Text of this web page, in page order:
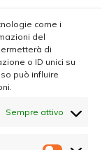
come i
del
di
o ID unici su
può influire
Sempre attivo